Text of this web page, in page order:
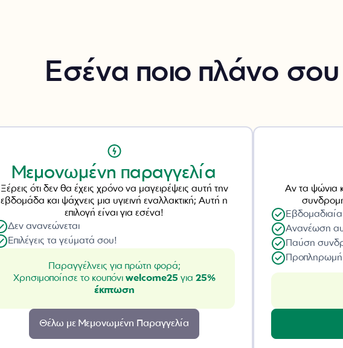
Εσένα ποιο πλάνο σου
Μεμονωμένη παραγγελία
Ξέρεις ότι δεν θα έχεις χρόνο να μαγειρέψεις αυτή την
εβδομάδα και ψάχνεις μια υγιεινή εναλλακτική; Αυτή η
επιλογή είναι για εσένα!
Δεν ανανεώνεται
Επιλέγεις τα γεύματά σου!
Παραγγέλνεις για πρώτη φορά;
Χρησιμοποίησε το κουπόνι welcome25 για 25%
έκπτωση
Θέλω με Μεμονωμένη Παραγγελία
Αν τα ψώνια
Ανανέωση
Παύση
Προπληρωμή